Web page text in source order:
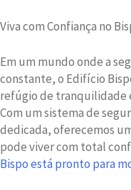
Viva com Confiança no
Em um mundo onde a
constante, o Edifício
refúgio de tranquilidade
Com um sistema de
dedicada, oferecemos
pode viver com total
Bispo está pronto para